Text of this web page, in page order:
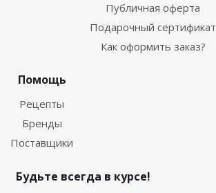
Публичная оферта
Подарочный сертификат
Как оформить заказ?
Помощь
Рецепты
Бренды
Поставщики
Будьте всегда в курсе!